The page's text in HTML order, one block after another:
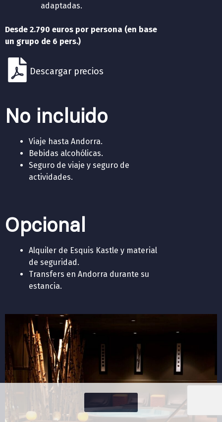
adaptadas.
Desde 2.790 euros por persona (en base
un grupo de 6 pers.)
Descargar precios
No incluido
Viaje hasta Andorra.
Bebidas alcohólicas.
Seguro de viaje y seguro de
actividades.
Opcional
Alquiler de Esquis Kastle y material
de seguridad.
Transfers en Andorra durante su
estancia.